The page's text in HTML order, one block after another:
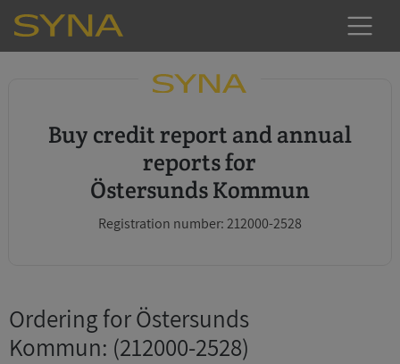
Buy credit report and annual
reports for
Östersunds Kommun
Registration number: 212000-2528
Ordering for Östersunds
Kommun: (212000-2528)